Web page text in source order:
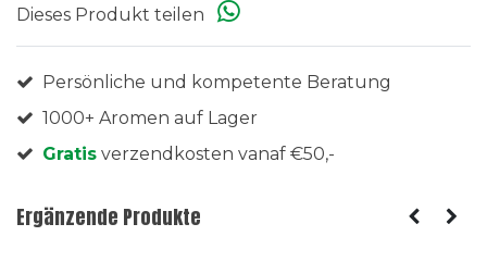
Dieses Produkt teilen
Persönliche und kompetente Beratung
1000+ Aromen auf Lager
Gratis verzendkosten vanaf €50,-
Ergänzende Produkte